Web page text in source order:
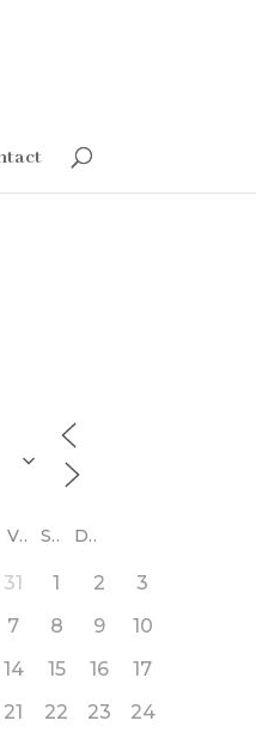
V S D
31 1 2
3
7 8 9
10
14 15 16
17
21 22 23
24